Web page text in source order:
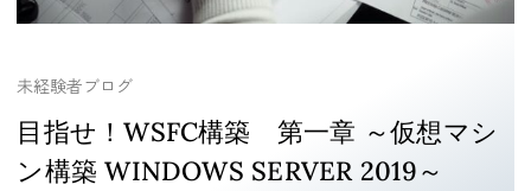
未経験者ブログ
目指せ！WSFC構築 第一章 ～仮想マシ
ン構築 WINDOWS SERVER 2019～